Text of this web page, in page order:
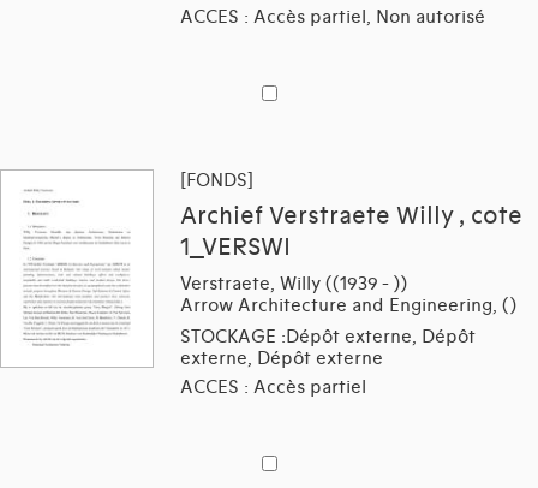
ACCES : Accès partiel, Non autorisé
[FONDS]
Archief Verstraete Willy , cote
1_VERSWI
Verstraete, Willy ((1939 - ))
Arrow Architecture and Engineering, ()
STOCKAGE :Dépôt externe, Dépôt
externe, Dépôt externe
ACCES : Accès partiel